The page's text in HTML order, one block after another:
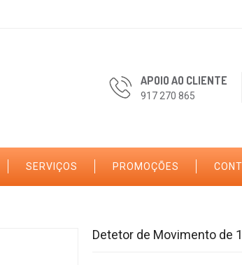
APOIO AO CLIENTE
917 270 865
SERVIÇOS PROMOÇÕES
Detetor de Movimento de